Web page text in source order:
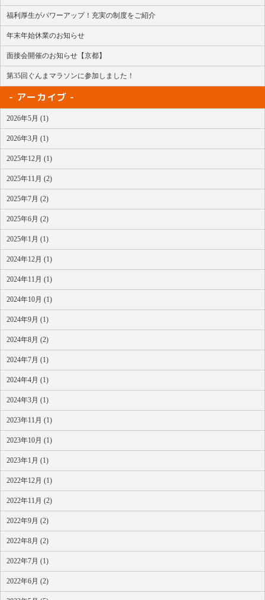
福利厚生がパワーアップ！充実の制度をご紹介
年末年始休業のお知らせ
面接会開催のお知らせ【京都】
第35回ぐんまマラソンに参加しました！
アーカイブ
2026年5月 (1)
2026年3月 (1)
2025年12月 (1)
2025年11月 (2)
2025年7月 (2)
2025年6月 (2)
2025年1月 (1)
2024年12月 (1)
2024年11月 (1)
2024年10月 (1)
2024年9月 (1)
2024年8月 (2)
2024年7月 (1)
2024年4月 (1)
2024年3月 (1)
2023年11月 (1)
2023年10月 (1)
2023年1月 (1)
2022年12月 (1)
2022年11月 (2)
2022年9月 (2)
2022年8月 (2)
2022年7月 (1)
2022年6月 (2)